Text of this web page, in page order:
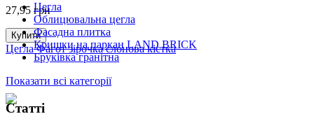
27,95 грн
Купити
Цегла Фагот зірочка слонова кістка
Цегла
Облицювальна цегла
Фасадна плитка
Кришки на паркан LAND BRICK
Бруківка гранітна
Показати всі категорії
Статті